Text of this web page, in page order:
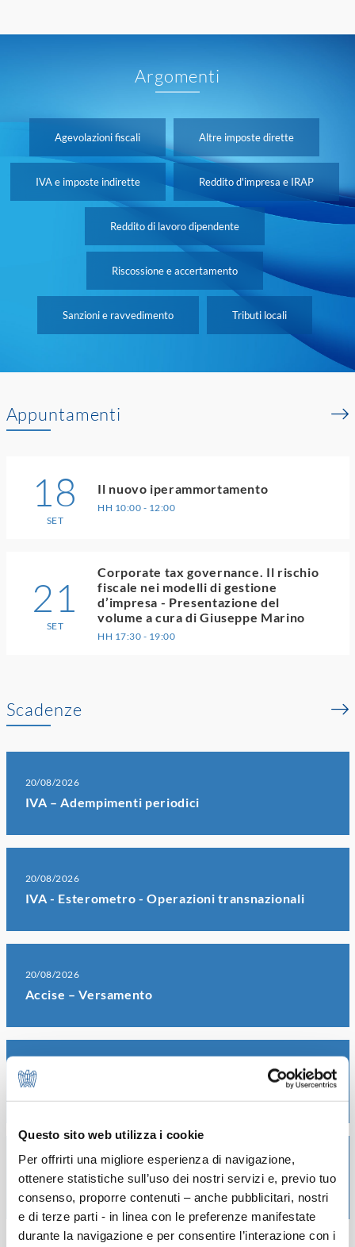
Questo sito web utilizza i cookie
Per offrirti una migliore esperienza di navigazione,
ottenere statistiche sull’uso dei nostri servizi e, previo tuo
consenso, proporre contenuti – anche pubblicitari, nostri
e di terze parti - in linea con le preferenze manifestate
durante la navigazione e per consentire l’interazione con i
Argomenti
Agevolazioni fiscali Altre imposte dirette
IVA e imposte indirette Reddito d'impresa e IRAP
Reddito di lavoro dipendente
Riscossione e accertamento
Sanzioni e ravvedimento Tributi locali
Appuntamenti
18
SET
Il nuovo iperammortamento
HH 10:00 - 12:00
21
SET
Corporate tax governance. Il rischio
fiscale nei modelli di gestione
d’impresa - Presentazione del
volume a cura di Giuseppe Marino
HH 17:30 - 19:00
Scadenze
20/08/2026
IVA – Adempimenti periodici
20/08/2026
IVA - Esterometro - Operazioni transnazionali
20/08/2026
Accise – Versamento
20/08/2026
IVA – Versamenti periodici
20/08/2026
Sostituti d’imposta - Versamento unico